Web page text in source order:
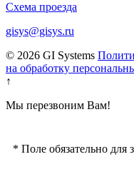
Схема проезда
gisys@gisys.ru
© 2026 GI Systems
на обработку
↑
Мы перезвоним Вам!
* Поле обязательно для